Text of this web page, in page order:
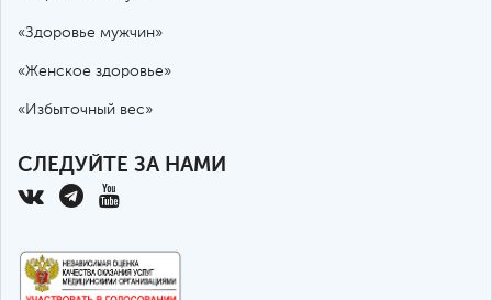
«Здоровье мужчин»
«Женское здоровье»
«Избыточный вес»
СЛЕДУЙТЕ ЗА НАМИ